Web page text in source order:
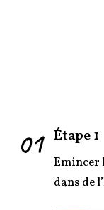
01 Étape 1
Emincer
dans de